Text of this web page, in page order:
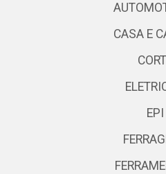
CASA E
EPI